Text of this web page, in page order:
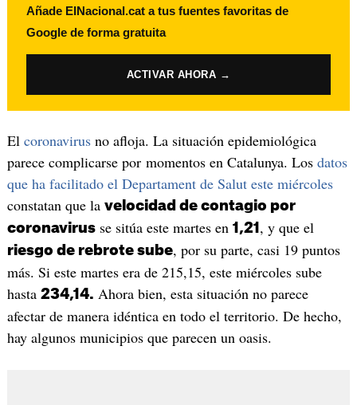
Añade ElNacional.cat a tus fuentes favoritas de
Google de forma gratuita
ACTIVAR AHORA →
El coronavirusno afloja. La situación epidemiológica
parece complicarse por momentos en Catalunya. Los datos
que ha facilitado el Departament de Salut este miércoles
constatan que la velocidad de contagio por
coronavirusse sitúa este martes en 1,21 , y que el
riesgo de rebrote sube, por su parte, casi 19 puntos
más. Si este martes era de 215,15, este miércoles sube
hasta 234,14. Ahora bien, esta situación no parece
afectar de manera idéntica en todo el territorio. De hecho,
hay algunos municipios que parecen un oasis.